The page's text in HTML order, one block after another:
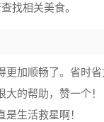
找相关美食。
加顺畅了。省时省
的帮助，赞一个！
生活救星啊！